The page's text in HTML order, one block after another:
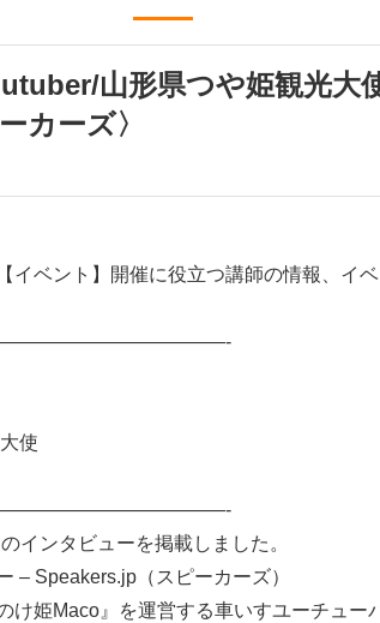
山形県つや姫観光大
カーズ〉
イベント】開催に役立つ講師の情報、イ
使
インタビューを掲載しました。
Speakers.jp（スピーカーズ）
け姫Maco』を運営する車いすユーチュー